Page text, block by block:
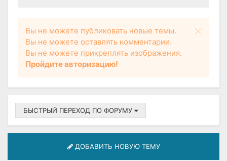
Вы не можете публиковать новые темы.
Вы не можете оставлять комментарии.
Вы не можете прикреплять изображения.
Пройдите авторизацию!
БЫСТРЫЙ ПЕРЕХОД ПО ФОРУМУ
ДОБАВИТЬ НОВУЮ ТЕМУ